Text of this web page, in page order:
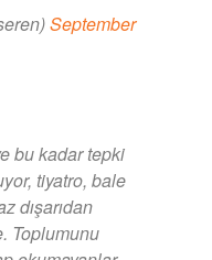
September
bu kadar tepki
tiyatro, bale
dışarıdan
Toplumunu